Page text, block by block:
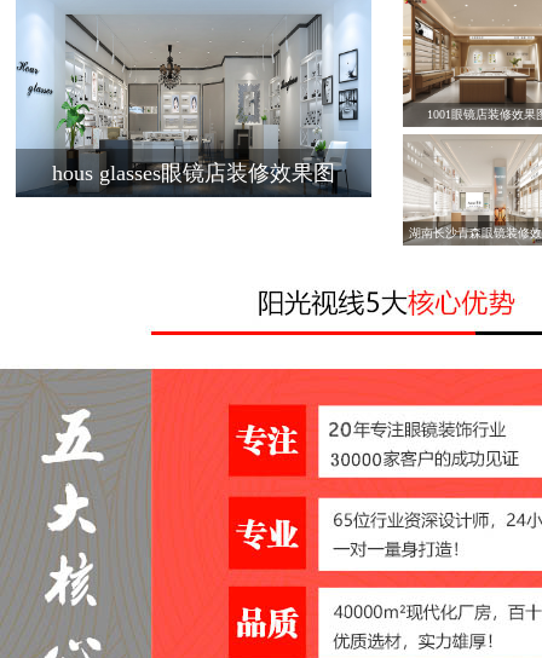
hous glasses眼镜店装修效果图
1001眼镜店装修效果
湖南长沙青森眼镜装修